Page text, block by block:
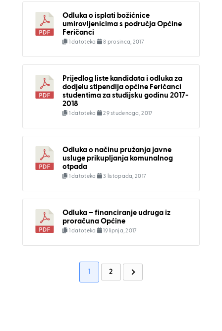
Odluka o isplati božićnice
umirovljenicima s područja Općine
Feričanci
1 datoteka 8 prosinca, 2017
Prijedlog liste kandidata i odluka za
dodjelu stipendija općine Feričanci
studentima za studijsku godinu 2017-
2018
1 datoteka 29 studenoga, 2017
Odluka o načinu pružanja javne
usluge prikupljanja komunalnog
otpada
1 datoteka 3 listopada, 2017
Odluka – financiranje udruga iz
proračuna Općine
1 datoteka 19 lipnja, 2017
2